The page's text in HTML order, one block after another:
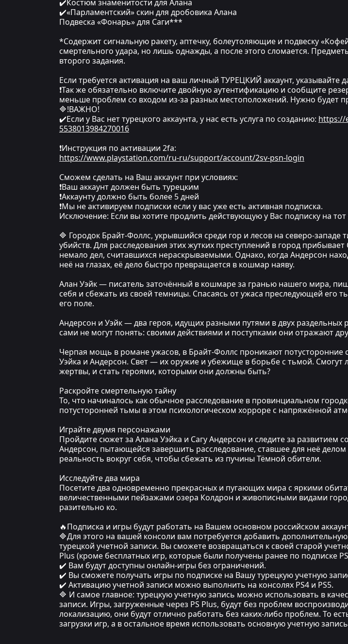
✔️Костюм знаменитости для Алана
✔️«Парламентский» скин для дробовика Алана
Подвеска «Фонарь» для Саги***
*Содержит сигнальную ракету, аптечку, болеутоляющие и подвеску
смертельного удара, но лишь однажды, а после этого сломается.
второго задания.
Если требуется активация на ваш личный ТУРЕЦКИЙ аккаунт, указывайте
❗Так же обязательно включите двойную аутентификацию и сообщите
меньше проблем со входом из-за разных местоположений. Нужно будет
🔷!ВАЖНО!
✔️Если у Вас нет турецкого аккаунта, у нас есть услуга по созданию: https://
5538013984270016
❗Инструкция по активации 2fa:
https://www.playstation.com/ru-ru/support/account/2sv-psn-login
Сможем сделать на Ваш аккаунт при условиях:
❗Ваш аккаунт должен быть турецким
❗Аккаунту должно быть более 5 дней
❗Мы не активируем подписки если у вас уже есть активная подписка.
Исключение: Если вы хотите продлить действующую у Вас подписку на тот
🔷 Городок Брайт-Фоллс, укрывшийся среди гор и лесов на северо-
убийств. Для расследования этих жутких преступлений в город
немало дел, считавшихся нераскрываемыми. Однако, когда Андерсон
неё на глазах, её дело быстро превращается в кошмар наяву.
Алан Уэйк — писатель заточённый в кошмаре за гранью нашего мира,
себя и сбежать из своей темницы. Спасаясь от ужаса преследующей его
его поле.
Андерсон и Уэйк — два героя, идущих разными путями в двух раздельных
сами не могут понять: своими действиями и поступками они отражают
Черпая мощь в романе ужасов, в Брайт-Фоллс проникают
Уэйка и Андерсон. Свет — их оружие и убежище в борьбе с тьмой.
жертвы, и стать героями, которыми они должны быть?
Раскройте смертельную тайну
То, что начиналось как обычное расследование в провинциальном
потусторонней тьмы в этом психологическом хорроре с напряжённой
Играйте двумя персонажами
Пройдите сюжет за Алана Уэйка и Сагу Андерсон и следите за развитием
Андерсон, пытающейся завершить расследование, ставшее для неё
реальность вокруг себя, чтобы сбежать из пучины Тёмной обители.
Исследуйте два мира
Посетите два одновременно прекрасных и пугающих мира с яркими
величественными пейзажами озера Колдрон и живописными видами
разительно ко.
🔥Подписка и игры будут работать на Вашем основном российском
🔷Для этого на вашей консоли вам потребуется добавить
турецкой учетной записи. Вы сможете возвращаться к своей старой
Plus (кроме бесплатных игр, которые были получены ранее по подписке
✔️ Вам будут доступны онлайн-игры без ограничений.
✔️ Вы сможете получать игры по подписке на Вашу турецкую учетную
✔️ Активацию учетной записи можно выполнить на консолях PS4 и PS5.
🔷 И самое главное: турецкую учетную запись можно использовать в
записи. Игры, загруженные через PS Plus, будут без проблем
локализацию, они будут отлично работать без каких-либо проблем. То
загрузки игр, а в остальное время использовать основную учетную